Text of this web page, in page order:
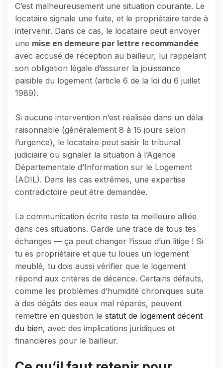
C’est malheureusement une situation courante. Le
locataire signale une fuite, et le propriétaire tarde à
intervenir. Dans ce cas, le locataire peut envoyer
une mise en demeure par lettre recommandée
avec accusé de réception au bailleur, lui rappelant
son obligation légale d’assurer la jouissance
paisible du logement (article 6 de la loi du 6 juillet
1989).
Si aucune intervention n’est réalisée dans un délai
raisonnable (généralement 8 à 15 jours selon
l’urgence), le locataire peut saisir le tribunal
judiciaire ou signaler la situation à l’Agence
Départementale d’Information sur le Logement
(ADIL). Dans les cas extrêmes, une expertise
contradictoire peut être demandée.
La communication écrite reste ta meilleure alliée
dans ces situations. Garde une trace de tous tes
échanges — ça peut changer l’issue d’un litige ! Si
tu es propriétaire et que tu loues un logement
meublé, tu dois aussi vérifier que le logement
répond aux critères de décence. Certains défauts,
comme les problèmes d’humidité chroniques suite
à des dégâts des eaux mal réparés, peuvent
remettre en question le statut de logement décent
du bien, avec des implications juridiques et
financières pour le bailleur.